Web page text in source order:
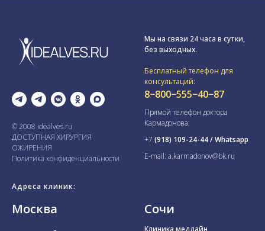
© 2008 idealves.ru
ДОСТУПНАЯ ХИРУРГИЯ
ОЖИРЕНИЯ
Политика конфиденциальности
Мы на связи 24 часа в сутки,
без выходных.
Бесплатный телефон для
консультаций:
8−800−555−40−87
Прямой телефон доктора
Кармадонова:
+7 (918) 109-24-44 / Whatsapp
E-mail: a.karmadonov@bk.ru
Адреса клиник:
Москва Сочи